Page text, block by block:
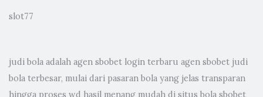
slot77
judi bola adalah agen sbobet login terbaru agen sbobet judi
bola terbesar, mulai dari pasaran bola yang jelas transparan
hingga proses wd hasil menang mudah di situs bola sbobet